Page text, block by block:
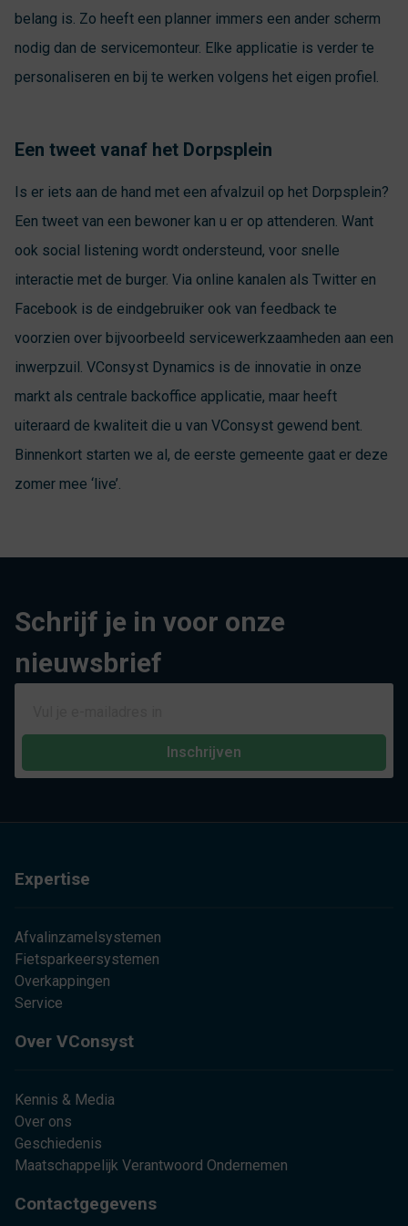
belang is. Zo heeft een planner immers een ander scherm
nodig dan de servicemonteur. Elke applicatie is verder te
personaliseren en bij te werken volgens het eigen profiel.
Een tweet vanaf het Dorpsplein
Is er iets aan de hand met een afvalzuil op het Dorpsplein?
Een tweet van een bewoner kan u er op attenderen. Want
ook social listening wordt ondersteund, voor snelle
interactie met de burger. Via online kanalen als Twitter en
Facebook is de eindgebruiker ook van feedback te
voorzien over bijvoorbeeld servicewerkzaamheden aan een
inwerpzuil. VConsyst Dynamics is de innovatie in onze
markt als centrale backoffice applicatie, maar heeft
uiteraard de kwaliteit die u van VConsyst gewend bent.
Binnenkort starten we al, de eerste gemeente gaat er deze
zomer mee ‘live’.
Schrijf je in voor onze
nieuwsbrief
Inschrijven
Expertise
Afvalinzamelsystemen
Fietsparkeersystemen
Overkappingen
Service
Over VConsyst
Kennis & Media
Over ons
Geschiedenis
Maatschappelijk Verantwoord Ondernemen
Contactgegevens